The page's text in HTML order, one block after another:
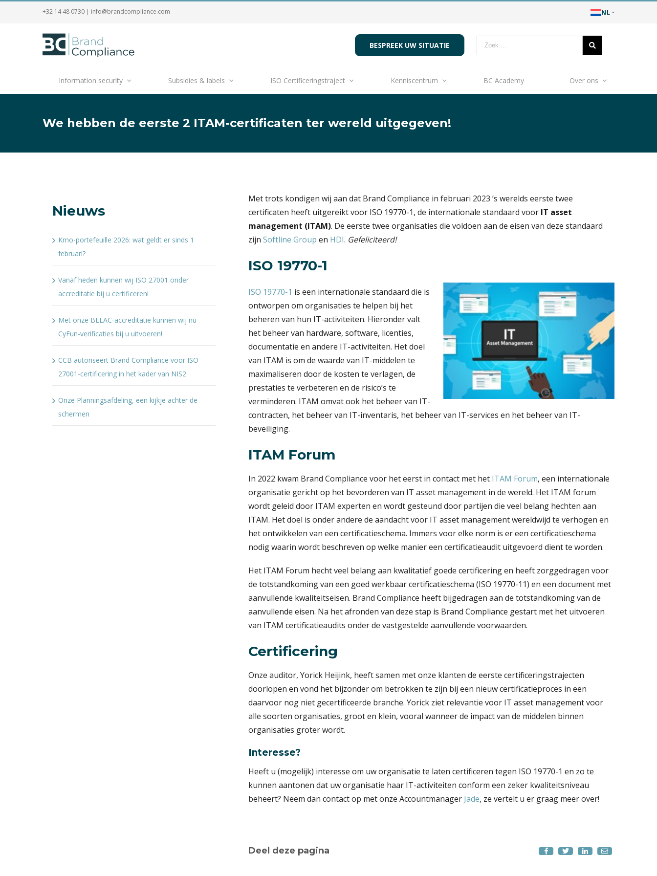
+32 14 48 0730 | info@brandcompliance.com NL
BESPREEK UW SITUATIE
Information security Subsidies & labels ISO Certificeringstraject Kenniscentrum BC Academy Over ons
We hebben de eerste 2 ITAM-certificaten ter wereld uitgegeven!
Met trots kondigen wij aan dat Brand Compliance in februari 2023 ’s werelds eerste twee
certificaten heeft uitgereikt voor ISO 19770-1, de internationale standaard voor IT asset
management (ITAM). De eerste twee organisaties die voldoen aan de eisen van deze standaard
zijnSoftline Group en HDI. Gefeliciteerd!
ISO 19770-1
ISO 19770-1 is een internationale standaard die is
ontworpen om organisaties te helpen bij het
beheren van hun IT-activiteiten. Hieronder valt
het beheer van hardware, software, licenties,
documentatie en andere IT-activiteiten. Het doel
van ITAM is om de waarde van IT-middelen te
maximaliseren door de kosten te verlagen, de
prestaties te verbeteren en de risico’s te
verminderen. ITAM omvat ook het beheer van IT-
contracten, het beheer van IT-inventaris, het beheer van IT-services en het beheer van IT-
beveiliging.
ITAM Forum
In 2022 kwam Brand Compliance voor het eerst in contact met het ITAM Forum, een internationale
organisatie gericht op het bevorderen van IT asset management in de wereld. Het ITAM forum
wordt geleid door ITAM experten en wordt gesteund door partijen die veel belang hechten aan
ITAM. Het doel is onder andere de aandacht voor IT asset management wereldwijd te verhogen en
het ontwikkelen van een certificatieschema. Immers voor elke norm is er een certificatieschema
nodig waarin wordt beschreven op welke manier een certificatieaudit uitgevoerd dient te worden.
Het ITAM Forum hecht veel belang aan kwalitatief goede certificering en heeft zorggedragen voor
de totstandkoming van een goed werkbaar certificatieschema (ISO 19770-11) en een document met
aanvullende kwaliteitseisen. Brand Compliance heeft bijgedragen aan de totstandkoming van de
aanvullende eisen. Na het afronden van deze stap is Brand Compliance gestart met het uitvoeren
van ITAM certificatieaudits onder de vastgestelde aanvullende voorwaarden.
Certificering
Onze auditor, Yorick Heijink, heeft samen met onze klanten de eerste certificeringstrajecten
doorlopen en vond het bijzonder om betrokken te zijn bij een nieuw certificatieproces in een
daarvoor nog niet gecertificeerde branche. Yorick ziet relevantie voor IT asset management voor
alle soorten organisaties, groot en klein, vooral wanneer de impact van de middelen binnen
organisaties groter wordt.
Interesse?
Heeft u (mogelijk) interesse om uw organisatie te laten certificeren tegen ISO 19770-1 en zo te
kunnen aantonen dat uw organisatie haar IT-activiteiten conform een zeker kwaliteitsniveau
beheert? Neem dan contact op met onze Accountmanager Jade, ze vertelt u er graag meer over!
Deel deze pagina
Nieuws
Kmo-portefeuille 2026: wat geldt er sinds 1
februari?
Vanaf heden kunnen wij ISO 27001 onder
accreditatie bij u certificeren!
Met onze BELAC-accreditatie kunnen wij nu
CyFun-verificaties bij u uitvoeren!
CCB autoriseert Brand Compliance voor ISO
27001-certificering in het kader van NIS2
Onze Planningsafdeling, een kijkje achter de
schermen